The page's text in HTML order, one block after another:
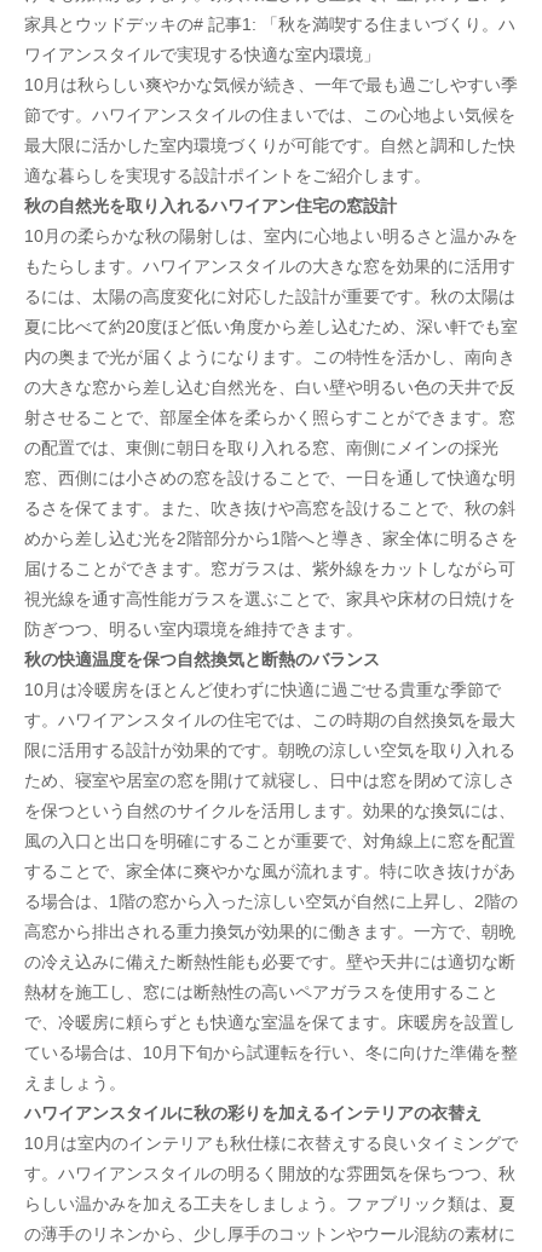
家具とウッドデッキの# 記事1: 「秋を満喫する住まいづくり。ハ
ワイアンスタイルで実現する快適な室内環境」
10月は秋らしい爽やかな気候が続き、一年で最も過ごしやすい季
節です。ハワイアンスタイルの住まいでは、この心地よい気候を
最大限に活かした室内環境づくりが可能です。自然と調和した快
適な暮らしを実現する設計ポイントをご紹介します。
秋の自然光を取り入れるハワイアン住宅の窓設計
10月の柔らかな秋の陽射しは、室内に心地よい明るさと温かみを
もたらします。ハワイアンスタイルの大きな窓を効果的に活用す
るには、太陽の高度変化に対応した設計が重要です。秋の太陽は
夏に比べて約20度ほど低い角度から差し込むため、深い軒でも室
内の奥まで光が届くようになります。この特性を活かし、南向き
の大きな窓から差し込む自然光を、白い壁や明るい色の天井で反
射させることで、部屋全体を柔らかく照らすことができます。窓
の配置では、東側に朝日を取り入れる窓、南側にメインの採光
窓、西側には小さめの窓を設けることで、一日を通して快適な明
るさを保てます。また、吹き抜けや高窓を設けることで、秋の斜
めから差し込む光を2階部分から1階へと導き、家全体に明るさを
届けることができます。窓ガラスは、紫外線をカットしながら可
視光線を通す高性能ガラスを選ぶことで、家具や床材の日焼けを
防ぎつつ、明るい室内環境を維持できます。
秋の快適温度を保つ自然換気と断熱のバランス
10月は冷暖房をほとんど使わずに快適に過ごせる貴重な季節で
す。ハワイアンスタイルの住宅では、この時期の自然換気を最大
限に活用する設計が効果的です。朝晩の涼しい空気を取り入れる
ため、寝室や居室の窓を開けて就寝し、日中は窓を閉めて涼しさ
を保つという自然のサイクルを活用します。効果的な換気には、
風の入口と出口を明確にすることが重要で、対角線上に窓を配置
することで、家全体に爽やかな風が流れます。特に吹き抜けがあ
る場合は、1階の窓から入った涼しい空気が自然に上昇し、2階の
高窓から排出される重力換気が効果的に働きます。一方で、朝晩
の冷え込みに備えた断熱性能も必要です。壁や天井には適切な断
熱材を施工し、窓には断熱性の高いペアガラスを使用すること
で、冷暖房に頼らずとも快適な室温を保てます。床暖房を設置し
ている場合は、10月下旬から試運転を行い、冬に向けた準備を整
えましょう。
ハワイアンスタイルに秋の彩りを加えるインテリアの衣替え
10月は室内のインテリアも秋仕様に衣替えする良いタイミングで
す。ハワイアンスタイルの明るく開放的な雰囲気を保ちつつ、秋
らしい温かみを加える工夫をしましょう。ファブリック類は、夏
の薄手のリネンから、少し厚手のコットンやウール混紡の素材に